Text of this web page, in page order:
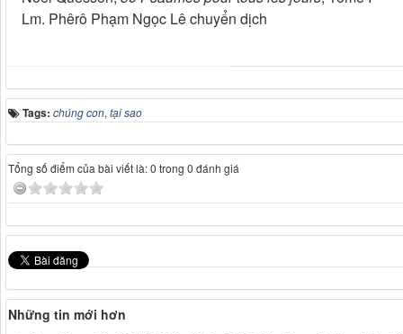
Lm. Phêrô Phạm Ngọc Lê chuyển dịch
Tags: chúng con, tại sao
Tổng số điểm của bài viết là: 0 trong 0 đánh giá
Những tin mới hơn